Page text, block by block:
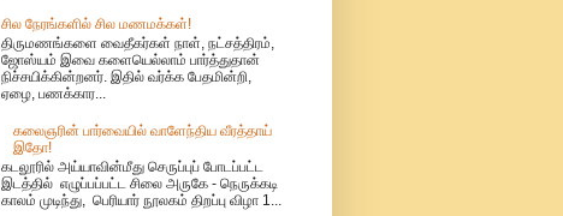
சில நேரங்களில் சில மணமக்கள்!
திருமணங்களை வைதீகர்கள் நாள், நட்சத்திரம்,
ஜோஸ்யம் இவை களையெல்லாம் பார்த்துதான்
நிச்சயிக்கின்றனர். இதில் வர்க்க பேதமின்றி,
ஏழை, பணக்கார...
கலைஞரின் பார்வையில் வாளேந்திய வீரத்தாய்
இதோ!
கடலூரில் அய்யாவின்மீது செருப்புப் போடப்பட்ட
இடத்தில் எழுப்பப்பட்ட சிலை அருகே - நெருக்கடி
காலம் முடிந்து, பெரியார் நூலகம் திறப்பு விழா 1...